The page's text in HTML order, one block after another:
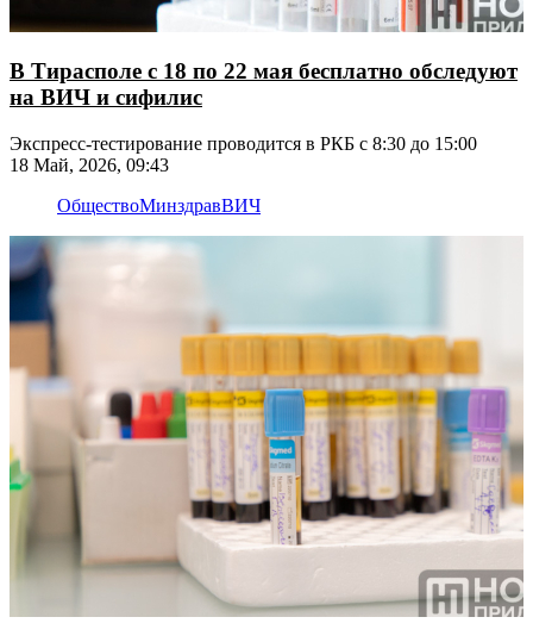
В Тирасполе с 18 по 22 мая бесплатно обследуют
на ВИЧ и сифилис
Экспресс-тестирование проводится в РКБ с 8:30 до 15:00
18 Май, 2026, 09:43
ОбществоМинздравВИЧ